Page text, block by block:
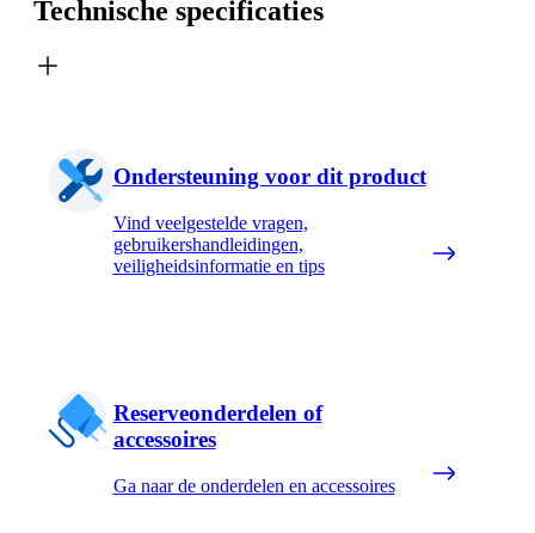
Technische specificaties
Ondersteuning voor dit product
Vind veelgestelde vragen,
gebruikershandleidingen,
veiligheidsinformatie en tips
Reserveonderdelen of
accessoires
Ga naar de onderdelen en accessoires